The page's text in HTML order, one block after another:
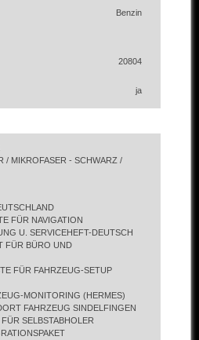
Benzin
20804
/ MIKROFASER - SCHWARZ /
FÜR NAVIGATION
U. SERVICEHEFT-DEUTSCH
FÜR BÜRO UND
FÜR FAHRZEUG-SETUP
MONITORING (HERMES)
FAHRZEUG SINDELFINGEN
SELBSTABHOLER